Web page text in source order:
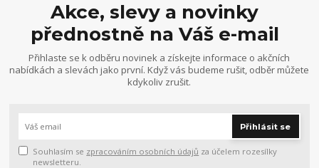
Akce, slevy a novinky
přednostně na Váš e-mail
Přihlaste se k odběru novinek a získejte informace o akčních
nabídkách a slevách jako první. Když vás budeme rušit, odběr můžete
kdykoliv zrušit.
Přihlásit se
Souhlasím se zpracováním osobních údajů za účelem rozesílky
newsletteru.